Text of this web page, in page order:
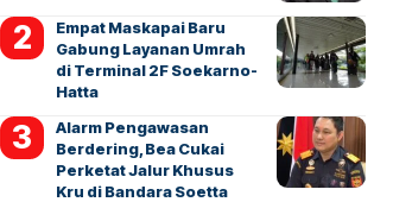
Empat Maskapai Baru
Gabung Layanan Umrah
di Terminal 2F Soekarno-
Hatta
Alarm Pengawasan
Berdering, Bea Cukai
Perketat Jalur Khusus
Kru di Bandara Soetta